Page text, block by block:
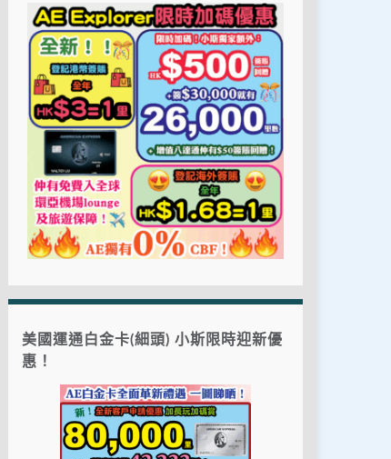
美國運通白金卡(細頭) 小斯限時迎新優
惠！